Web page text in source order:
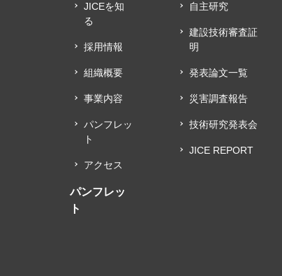
JICEを知
る
採用情報
組織概要
事業内容
パンフレッ
ト
アクセス
パンフレッ
ト
自主研究
建設技術審査証
明
発表論文一覧
災害調査報告
技術研究発表会
JICE REPORT